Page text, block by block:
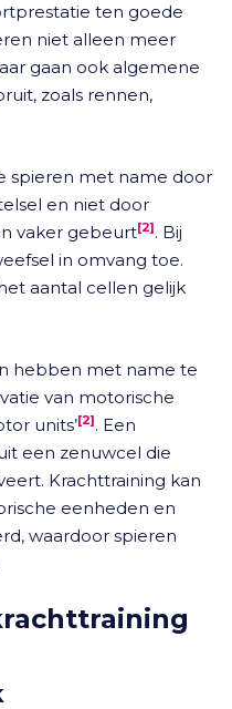
ten goede
niet alleen meer
gaan ook algemene
zoals rennen,
spieren met name door
en niet door
vaker gebeurt[2]. Bij
in omvang toe.
aantal cellen gelijk
hebben met name te
van motorische
units’[2]. Een
een zenuwcel die
Krachttraining kan
eenheden en
waardoor spieren